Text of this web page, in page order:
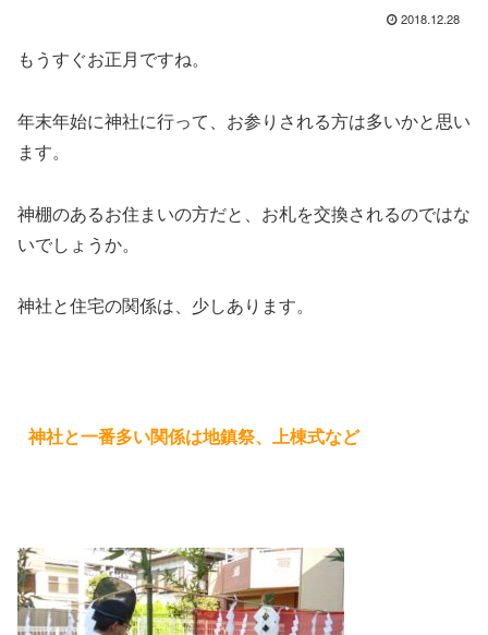
2018.12.28
もうすぐお正月ですね。
年末年始に神社に行って、お参りされる方は多いかと思い
ます。
神棚のあるお住まいの方だと、お札を交換されるのではな
いでしょうか。
神社と住宅の関係は、少しあります。
神社と一番多い関係は地鎮祭、上棟式など